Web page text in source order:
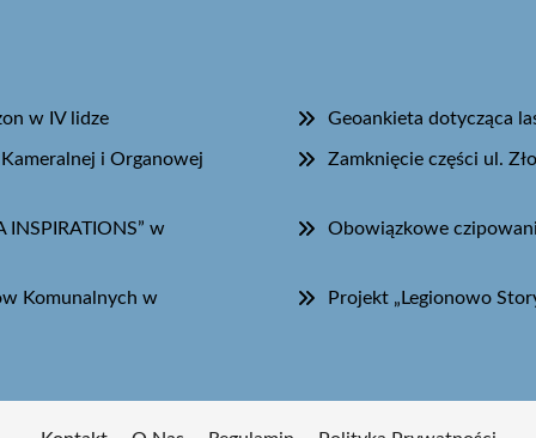
w IV lidze Geoankieta dotycząca
i Organowej Zamknięcie części ul.
w Obowiązkowe
Komunalnych w Projekt „Legionowo